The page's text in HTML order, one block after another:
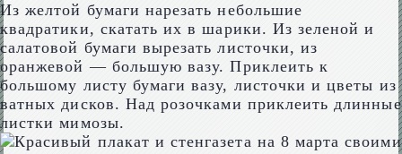
Из желтой бумаги нарезать небольшие
квадратики, скатать их в шарики. Из зеленой и
салатовой бумаги вырезать листочки, из
оранжевой — большую вазу. Приклеить к
большому листу бумаги вазу, листочки и цветы из
ватных дисков. Над розочками приклеить длинные
листки мимозы.